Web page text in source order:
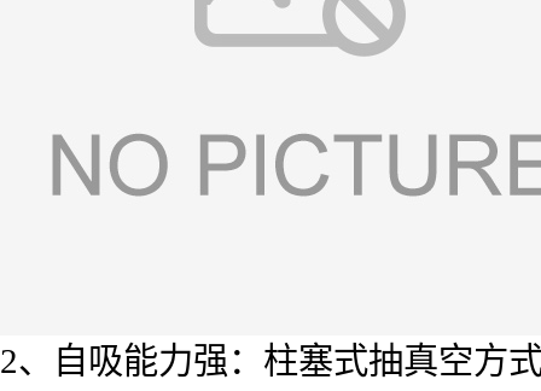
2、自吸能力强：柱塞式抽真空方